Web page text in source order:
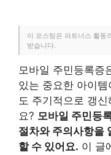
이 포스팅은 파트너스 활동
받습니다.
모바일 주민등록증
있는 중요한 아이
도 주기적으로 갱
요? 모바일 주민등
절차와 주의사항을
할 수 있어요. 이 글